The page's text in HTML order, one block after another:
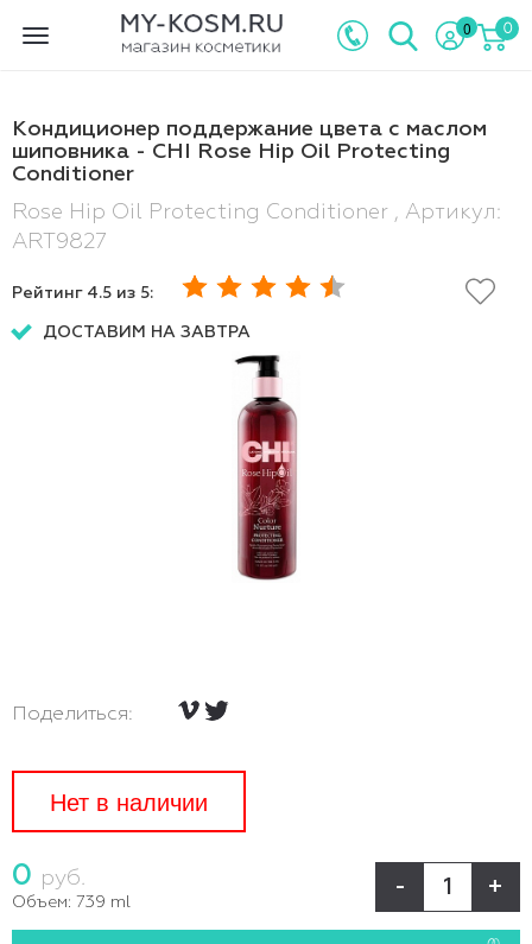
Toggle
0 0
Кондиционер поддержание цвета с маслом
шиповника - CHI Rose Hip Oil Protecting
Conditioner
Rose Hip Oil Protecting Conditioner , Артикул:
ART9827
Рейтинг 4.5 из 5:
ДОСТАВИМ НА ЗАВТРА
Поделиться:
Нет в наличии
0 руб.
Объем: 739 ml
- +